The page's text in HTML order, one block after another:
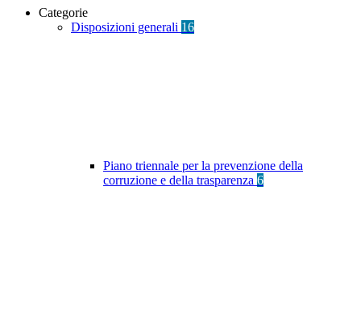
Categorie
Disposizioni generali 16
Piano triennale per la prevenzione della
corruzione e della trasparenza 6